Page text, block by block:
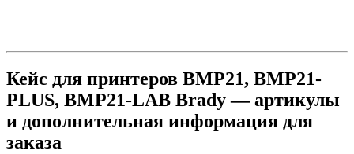
Кейс для принтеров BMP21, BMP21-
PLUS, BMP21-LAB Brady — артикулы
и дополнительная информация для
заказа